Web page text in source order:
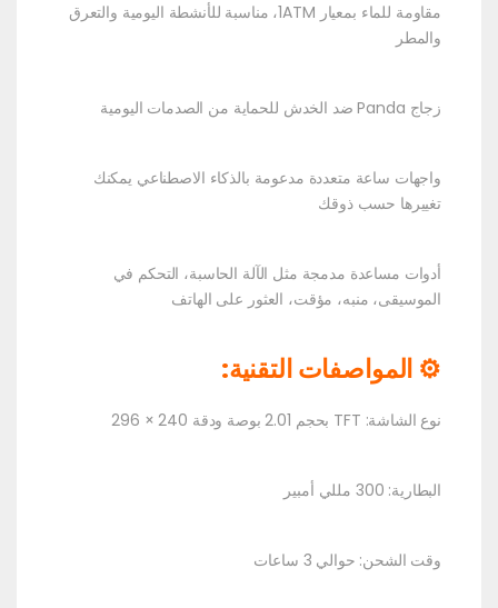
مقاومة للماء بمعيار 1ATM، مناسبة للأنشطة اليومية والتعرق
والمطر
زجاج Panda ضد الخدش للحماية من الصدمات اليومية
واجهات ساعة متعددة مدعومة بالذكاء الاصطناعي يمكنك
تغييرها حسب ذوقك
أدوات مساعدة مدمجة مثل الآلة الحاسبة، التحكم في
الموسيقى، منبه، مؤقت، العثور على الهاتف
⚙️ المواصفات التقنية:
نوع الشاشة: TFT بحجم 2.01 بوصة ودقة 240 × 296
البطارية: 300 مللي أمبير
وقت الشحن: حوالي 3 ساعات